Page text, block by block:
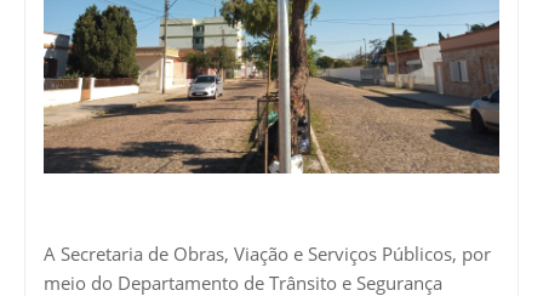
A Secretaria de Obras, Viação e Serviços Públicos, por
meio do Departamento de Trânsito e Segurança